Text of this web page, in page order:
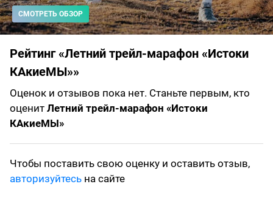
СМОТРЕТЬ ОБЗОР
Рейтинг «Летний трейл-марафон «Истоки
КАкиеМЫ»»
Оценок и отзывов пока нет. Станьте первым, кто
оценит Летний трейл-марафон «Истоки
КАкиеМЫ»
Чтобы поставить свою оценку и оставить отзыв,
авторизуйтесь на сайте